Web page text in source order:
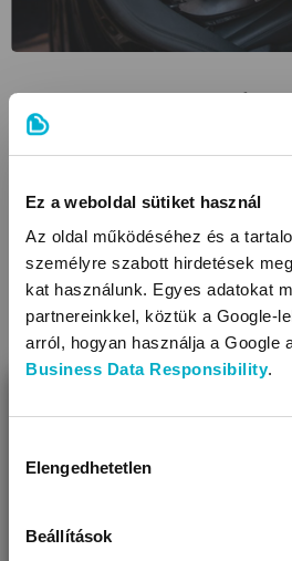
Ez a weboldal sütiket használ
Az oldal működéséhez és a
személyre szabott hirdetések
kat használunk. Egyes adatokat
partnereinkkel, köztük a Google-
arról, hogyan használja a Google
Business Data Responsibility.
kiválasztása
Elengedhetetlen
Beállítások
A gyerekülés kiválasztásánál
kipróbálja az ülést. Úgy lehet
a méreteinek.
A gyerekek nem
gyerekülést
mennének a játék
egy örökkévalóságnak
választás, érdemes
beültetni.
Úgy látjuk, most jársz